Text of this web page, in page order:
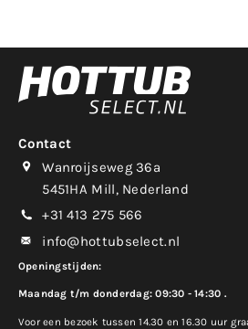
Contact
Wanroijseweg 36a
5451HA Mill, Nederland
+31 413 275 566
info@hottubselect.nl
Openingstijden:
Maandag t/m donderdag: 09:30 - 14:30 .
Voor een bezoek tussen 14.30 en 16.30 uur